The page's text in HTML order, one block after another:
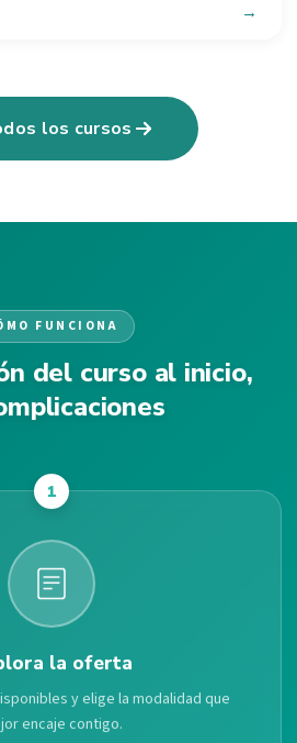
los cursos
FUNCIONA
del curso al inicio,
1
la oferta
y elige la modalidad que
encaje contigo.